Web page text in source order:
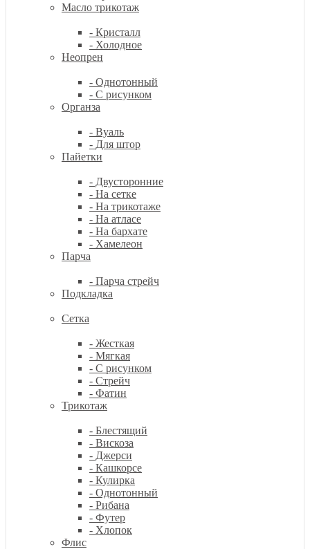
Масло трикотаж
- Кристалл
- Холодное
Неопрен
- Однотонный
- С рисунком
Органза
- Вуаль
- Для штор
Пайетки
- Двусторонние
- На сетке
- На трикотаже
- На атласе
- На бархате
- Хамелеон
Парча
- Парча стрейч
Подкладка
Сетка
- Жесткая
- Мягкая
- С рисунком
- Стрейч
- Фатин
Трикотаж
- Блестящий
- Вискоза
- Джерси
- Кашкорсе
- Кулирка
- Однотонный
- Рибана
- Футер
- Хлопок
Флис